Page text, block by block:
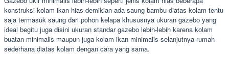
konstruksi kolam ikan hias demikian ada saung bambu diatas kolam tentu
saja termasuk saung dari pohon kelapa khususnya ukuran gazebo yang
ideal begitu juga disini ukuran standar gazebo lebih-lebih karena kolam
buatan minimalis maupun juga kolam ikan minimalis selanjutnya rumah
sederhana diatas kolam dengan cara yang sama.